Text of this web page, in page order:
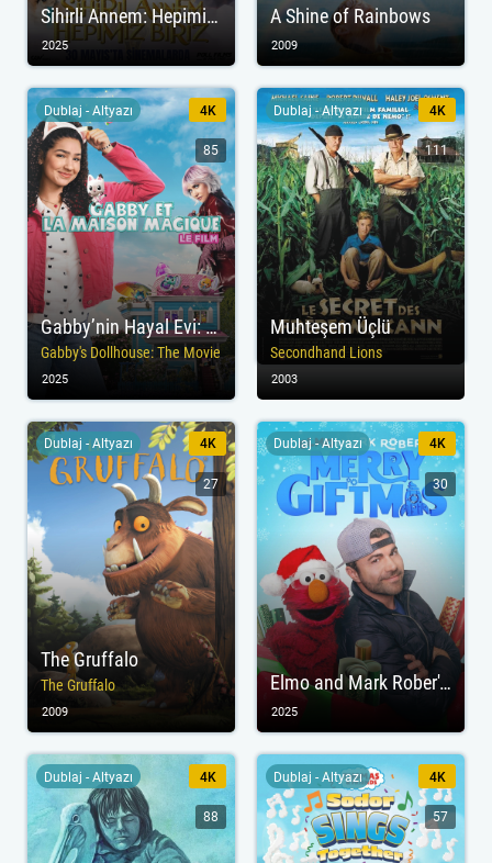
Sihirli Annem: Hepimiz Biriz
2025
A Shine of Rainbows
2009
Gabby’nin Hayal Evi: Film
Gabby's Dollhouse: The Movie
Dublaj - Altyazı 4K
85
2025
Muhteşem Üçlü
Secondhand Lions
Dublaj - Altyazı 4K
111
2003
The Gruffalo
The Gruffalo
Dublaj - Altyazı 4K
27
2009
Elmo and Mark Rober's Merry Giftmas
Dublaj - Altyazı 4K
30
2025
Dublaj - Altyazı 4K
88
Dublaj - Altyazı 4K
57